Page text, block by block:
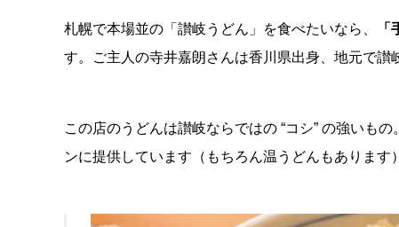
札幌で本場並の「讃岐うどん」を食べたいなら、
す。ご主人の寺井嘉朗さんは香川県出身、地元で讃
この店のうどんは讃岐ならではの “コシ” の強いも
ンに提供しています（もちろん温うどんもあります